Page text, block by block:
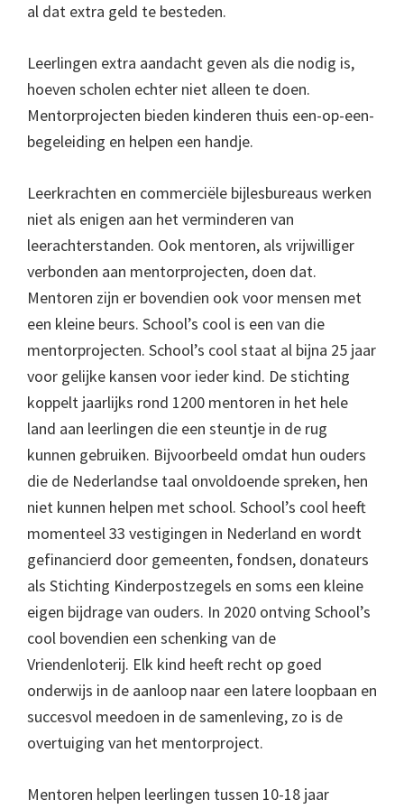
al dat extra geld te besteden.
Leerlingen extra aandacht geven als die nodig is,
hoeven scholen echter niet alleen te doen.
Mentorprojecten bieden kinderen thuis een-op-een-
begeleiding en helpen een handje.
Leerkrachten en commerciële bijlesbureaus werken
niet als enigen aan het verminderen van
leerachterstanden. Ook mentoren, als vrijwilliger
verbonden aan mentorprojecten, doen dat.
Mentoren zijn er bovendien ook voor mensen met
een kleine beurs. School’s cool is een van die
mentorprojecten. School’s cool staat al bijna 25 jaar
voor gelijke kansen voor ieder kind. De stichting
koppelt jaarlijks rond 1200 mentoren in het hele
land aan leerlingen die een steuntje in de rug
kunnen gebruiken. Bijvoorbeeld omdat hun ouders
die de Nederlandse taal onvoldoende spreken, hen
niet kunnen helpen met school. School’s cool heeft
momenteel 33 vestigingen in Nederland en wordt
gefinancierd door gemeenten, fondsen, donateurs
als Stichting Kinderpostzegels en soms een kleine
eigen bijdrage van ouders. In 2020 ontving School’s
cool bovendien een schenking van de
Vriendenloterij. Elk kind heeft recht op goed
onderwijs in de aanloop naar een latere loopbaan en
succesvol meedoen in de samenleving, zo is de
overtuiging van het mentorproject.
Mentoren helpen leerlingen tussen 10-18 jaar